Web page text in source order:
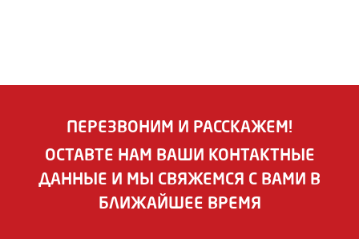
ПЕРЕЗВОНИМ И РАССКАЖЕМ!
ОСТАВТЕ НАМ ВАШИ КОНТАКТНЫЕ
ДАННЫЕ И МЫ СВЯЖЕМСЯ С ВАМИ В
БЛИЖАЙШЕЕ ВРЕМЯ